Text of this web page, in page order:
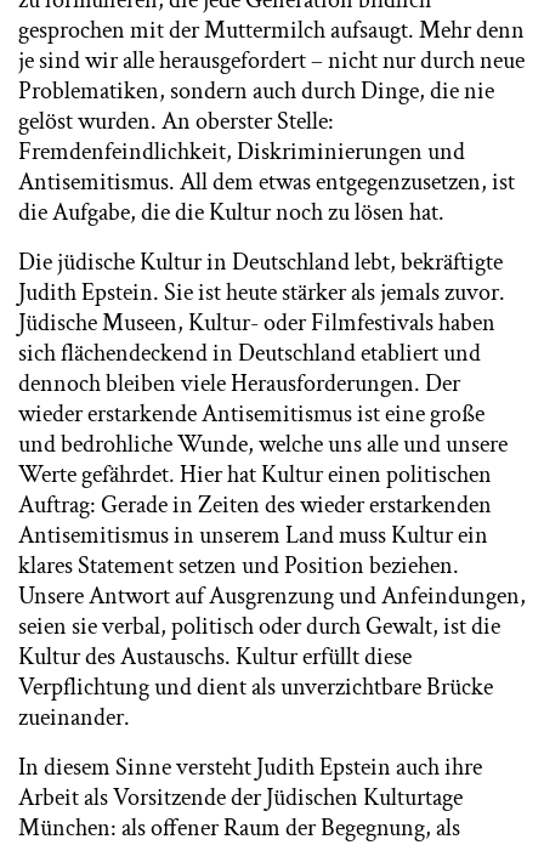
gesprochen mit der Muttermilch aufsaugt. Mehr denn
je sind wir alle herausgefordert – nicht nur durch neue
Problematiken, sondern auch durch Dinge, die nie
gelöst wurden. An oberster Stelle:
Fremdenfeindlichkeit, Diskriminierungen und
Antisemitismus. All dem etwas entgegenzusetzen, ist
die Aufgabe, die die Kultur noch zu lösen hat.
Die jüdische Kultur in Deutschland lebt, bekräftigte
Judith Epstein. Sie ist heute stärker als jemals zuvor.
Jüdische Museen, Kultur- oder Filmfestivals haben
sich flächendeckend in Deutschland etabliert und
dennoch bleiben viele Herausforderungen. Der
wieder erstarkende Antisemitismus ist eine große
und bedrohliche Wunde, welche uns alle und unsere
Werte gefährdet. Hier hat Kultur einen politischen
Auftrag: Gerade in Zeiten des wieder erstarkenden
Antisemitismus in unserem Land muss Kultur ein
klares Statement setzen und Position beziehen.
Unsere Antwort auf Ausgrenzung und Anfeindungen,
seien sie verbal, politisch oder durch Gewalt, ist die
Kultur des Austauschs. Kultur erfüllt diese
Verpflichtung und dient als unverzichtbare Brücke
zueinander.
In diesem Sinne versteht Judith Epstein auch ihre
Arbeit als Vorsitzende der Jüdischen Kulturtage
München: als offener Raum der Begegnung, als